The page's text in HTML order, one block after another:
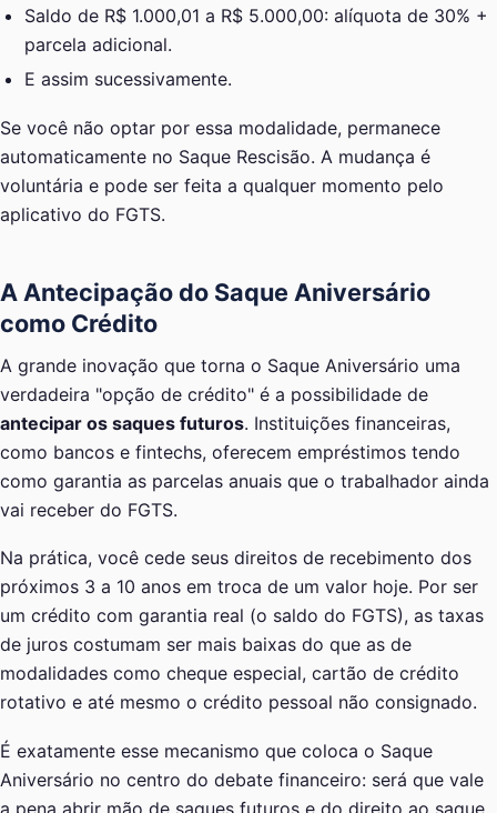
Saldo de R$ 1.000,01 a R$ 5.000,00: alíquota de 30% +
parcela adicional.
E assim sucessivamente.
Se você não optar por essa modalidade, permanece
automaticamente no Saque Rescisão. A mudança é
voluntária e pode ser feita a qualquer momento pelo
aplicativo do FGTS.
A Antecipação do Saque Aniversário
como Crédito
A grande inovação que torna o Saque Aniversário uma
verdadeira "opção de crédito" é a possibilidade de
antecipar os saques futuros. Instituições financeiras,
como bancos e fintechs, oferecem empréstimos tendo
como garantia as parcelas anuais que o trabalhador ainda
vai receber do FGTS.
Na prática, você cede seus direitos de recebimento dos
próximos 3 a 10 anos em troca de um valor hoje. Por ser
um crédito com garantia real (o saldo do FGTS), as taxas
de juros costumam ser mais baixas do que as de
modalidades como cheque especial, cartão de crédito
rotativo e até mesmo o crédito pessoal não consignado.
É exatamente esse mecanismo que coloca o Saque
Aniversário no centro do debate financeiro: será que vale
a pena abrir mão de saques futuros e do direito ao saque